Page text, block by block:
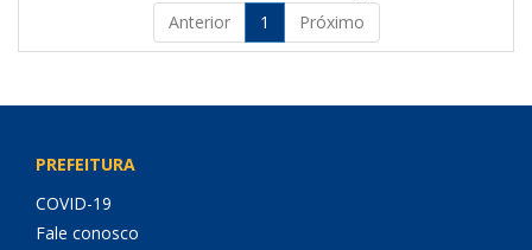
Anterior
1 Próximo
PREFEITURA
COVID-19
Fale conosco